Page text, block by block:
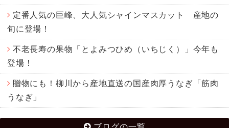
定番人気の巨峰、大人気シャインマスカット 産地の
旬に登場！
不老長寿の果物「とよみつひめ（いちじく）」今年も
登場！
贈物にも！柳川から産地直送の国産肉厚うなぎ「筋肉
うなぎ」